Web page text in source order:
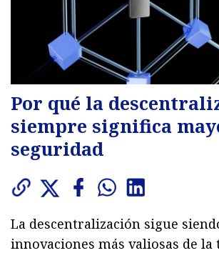
Por qué la
siempre significa
seguridad
La descentralización sigue
innovaciones más valiosas de la